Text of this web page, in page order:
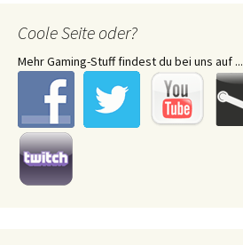
Coole Seite oder?
Mehr Gaming-Stuff findest du bei uns auf ...